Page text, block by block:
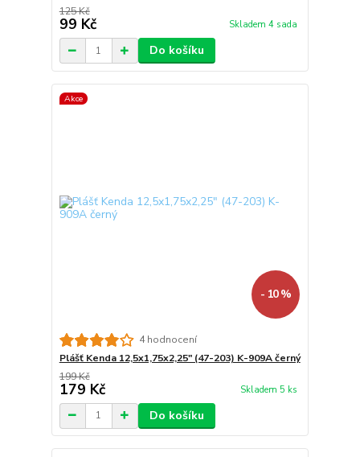
125 Kč
99 Kč Skladem 4 sada
Do košíku
Akce
- 10 %
4 hodnocení
Plášť Kenda 12,5x1,75x2,25" (47-203) K-909A černý
199 Kč
179 Kč Skladem 5 ks
Do košíku